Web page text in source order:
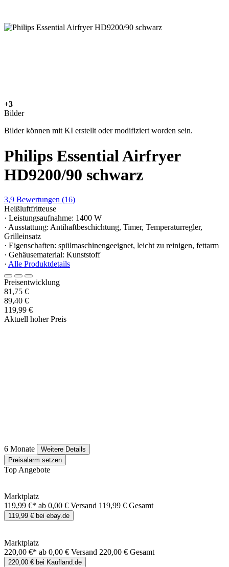
+3
Bilder
Bilder können mit KI erstellt oder modifiziert worden sein.
Philips Essential Airfryer
HD9200/90 schwarz
3,9 Bewertungen (16)
Heißluftfritteuse
· Leistungsaufnahme: 1400 W
· Ausstattung: Antihaftbeschichtung, Timer, Temperaturregler,
Grilleinsatz
· Eigenschaften: spülmaschinengeeignet, leicht zu reinigen, fettarm
· Gehäusematerial: Kunststoff
· Alle Produktdetails
Preisentwicklung
81,75 €
89,40 €
119,99 €
Aktuell hoher Preis
6 Monate
Weitere Details
Preisalarm setzen
Top Angebote
Marktplatz
119,99 €* ab 0,00 € Versand 119,99 € Gesamt
119,99 € bei ebay.de
Marktplatz
220,00 €* ab 0,00 € Versand 220,00 € Gesamt
220,00 € bei Kaufland.de